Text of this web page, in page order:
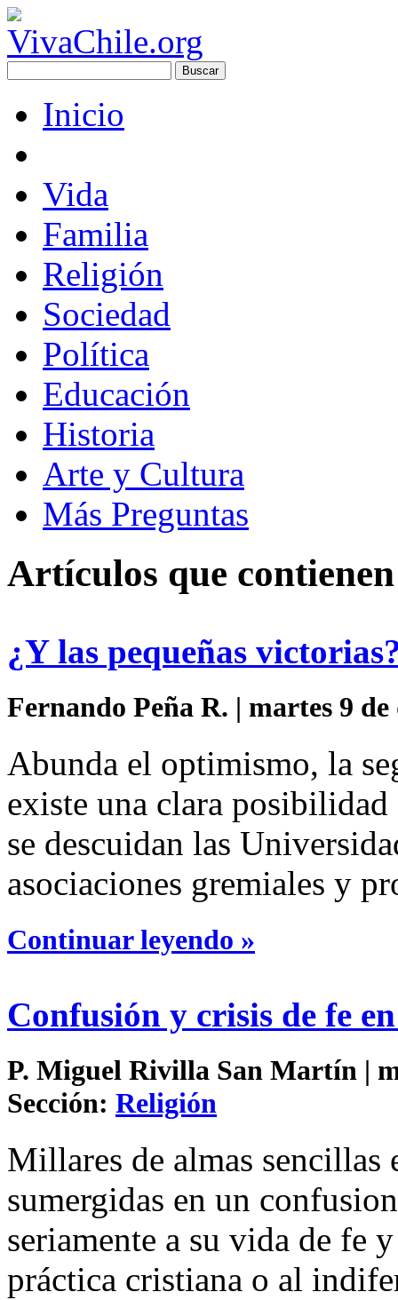
Inicio
Vida
Familia
Religión
Sociedad
Política
Educación
Historia
Arte y Cultura
Más Preguntas
Artículos que
¿Y las pequeñas
Fernando Peña R. | martes 9
Abunda el optimismo, la
existe una clara
se descuidan las
asociaciones gremiales y
Continuar leyendo »
Confusión y crisis de fe
P. Miguel Rivilla San Martín |
Sección: Religión
Millares de almas sencillas
sumergidas en un
seriamente a su vida de fe
práctica cristiana o al